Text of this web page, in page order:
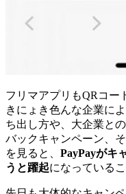
フリマアプリもQRコー
きにょき色んな企業に
ち出し方や、大企業と
バックキャンペーン、
を見ると、 PayPayがキ
うと躍起になっている